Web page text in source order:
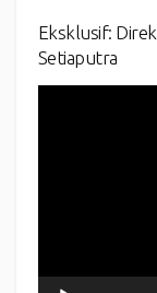
Eksklusif:
Setiaputra